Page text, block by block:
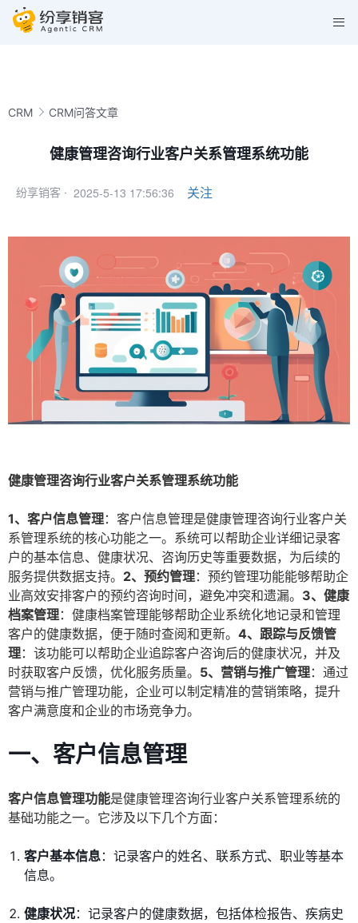
CRM CRM问答文章
健康管理咨询行业客户关系管理系统功能
纷享销客 · 2025-5-13 17:56:36 关注
健康管理咨询行业客户关系管理系统功能
1、客户信息管理：客户信息管理是健康管理咨询行业客户关
系管理系统的核心功能之一。系统可以帮助企业详细记录客
户的基本信息、健康状况、咨询历史等重要数据，为后续的
服务提供数据支持。 2、预约管理：预约管理功能能够帮助企
业高效安排客户的预约咨询时间，避免冲突和遗漏。 3、健康
档案管理：健康档案管理能够帮助企业系统化地记录和管理
客户的健康数据，便于随时查阅和更新。 4、跟踪与反馈管
理：该功能可以帮助企业追踪客户咨询后的健康状况，并及
时获取客户反馈，优化服务质量。 5、营销与推广管理：通过
营销与推广管理功能，企业可以制定精准的营销策略，提升
客户满意度和企业的市场竞争力。
一、客户信息管理
客户信息管理功能是健康管理咨询行业客户关系管理系统的
基础功能之一。它涉及以下几个方面：
客户基本信息：记录客户的姓名、联系方式、职业等基本
信息。
健康状况：记录客户的健康数据，包括体检报告、疾病史